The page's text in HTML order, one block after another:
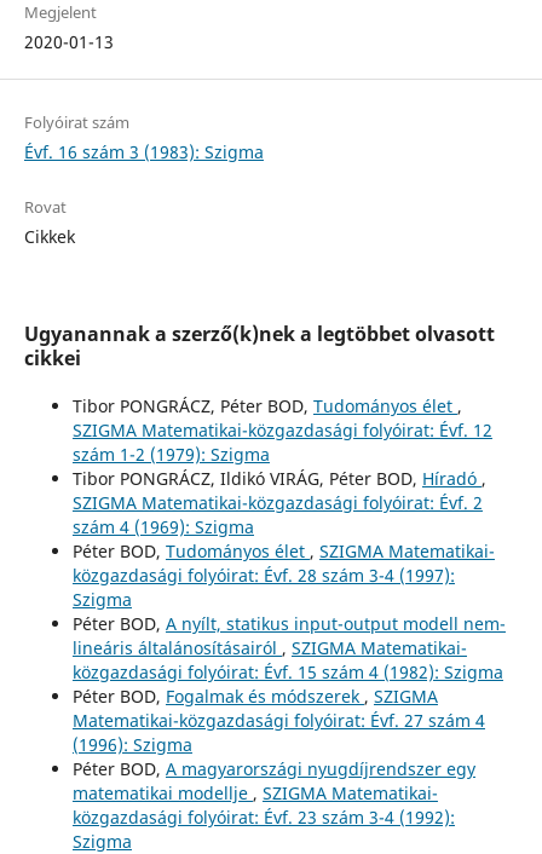
Megjelent
2020-01-13
Folyóirat szám
Évf. 16 szám 3 (1983): Szigma
Rovat
Cikkek
Ugyanannak a szerző(k)nek a legtöbbet olvasott
cikkei
Tibor PONGRÁCZ, Péter BOD, Tudományos élet ,
SZIGMA Matematikai-közgazdasági folyóirat: Évf. 12
szám 1-2 (1979): Szigma
Tibor PONGRÁCZ, Ildikó VIRÁG, Péter BOD, Híradó ,
SZIGMA Matematikai-közgazdasági folyóirat: Évf. 2
szám 4 (1969): Szigma
Péter BOD, Tudományos élet , SZIGMA Matematikai-
közgazdasági folyóirat: Évf. 28 szám 3-4 (1997):
Szigma
Péter BOD, A nyílt, statikus input-output modell nem-
lineáris általánosításairól , SZIGMA Matematikai-
közgazdasági folyóirat: Évf. 15 szám 4 (1982): Szigma
Péter BOD, Fogalmak és módszerek , SZIGMA
Matematikai-közgazdasági folyóirat: Évf. 27 szám 4
(1996): Szigma
Péter BOD, A magyarországi nyugdíjrendszer egy
matematikai modellje , SZIGMA Matematikai-
közgazdasági folyóirat: Évf. 23 szám 3-4 (1992):
Szigma